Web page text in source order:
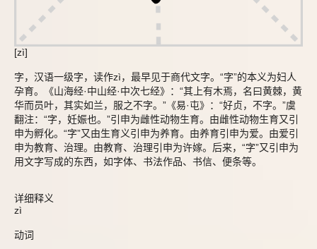
[zì]
字，汉语一级字，读作zì，最早见于商代文字。“字”的本义为妇人
孕育。《山海经·中山经·中次七经》：“其上有木焉，名曰黄棘，黄
华而员叶，其实如兰，服之不字。”《易·屯》：“好贞，不字。”虞
翻注：“字，妊娠也。”引申为雌性动物生育。由雌性动物生育又引
申为孵化。“字”又由生育义引申为养育。由养育引申为爱。由爱引
申为教育、治理。由教育、治理引申为许嫁。后来，“字”又引申为
用文字写成的东西，如字体、书法作品、书信、便条等。
详细释义
zì
动词